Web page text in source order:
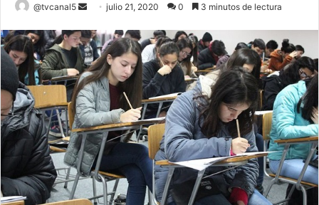
@tvcanal5
Send
email
julio 21, 2020 0 3 minutos de lectura